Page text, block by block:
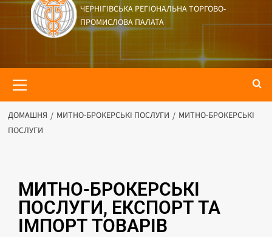
ЧЕРНІГІВСЬКА РЕГІОНАЛЬНА ТОРГОВО-
ПРОМИСЛОВА ПАЛАТА
ДОМАШНЯ МИТНО-БРОКЕРСЬКІ ПОСЛУГИ
МИТНО-БРОКЕРСЬКІ
ПОСЛУГИ
МИТНО-БРОКЕРСЬКІ
ПОСЛУГИ, ЕКСПОРТ ТА
ІМПОРТ ТОВАРІВ